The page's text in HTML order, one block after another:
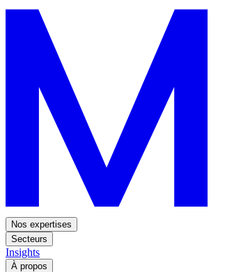
Nos expertises
Secteurs
Insights
À propos